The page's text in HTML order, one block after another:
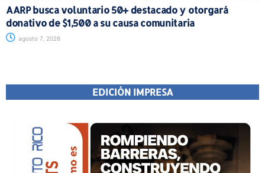
AARP busca voluntario 50+ destacado y otorgará
donativo de $1,500 a su causa comunitaria
agosto 7, 2026
EDICIÓN IMPRESA